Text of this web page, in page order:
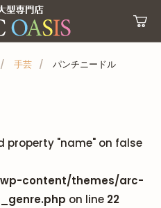
手芸 パンチニードル
property "name" on false
content/themes/arc-
on line 22